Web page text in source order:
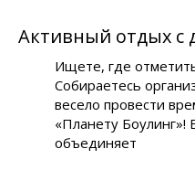
Активный отдых с
Ищете, где
Собираетесь
весело провести
«Планету Боулинг»!
объединяет